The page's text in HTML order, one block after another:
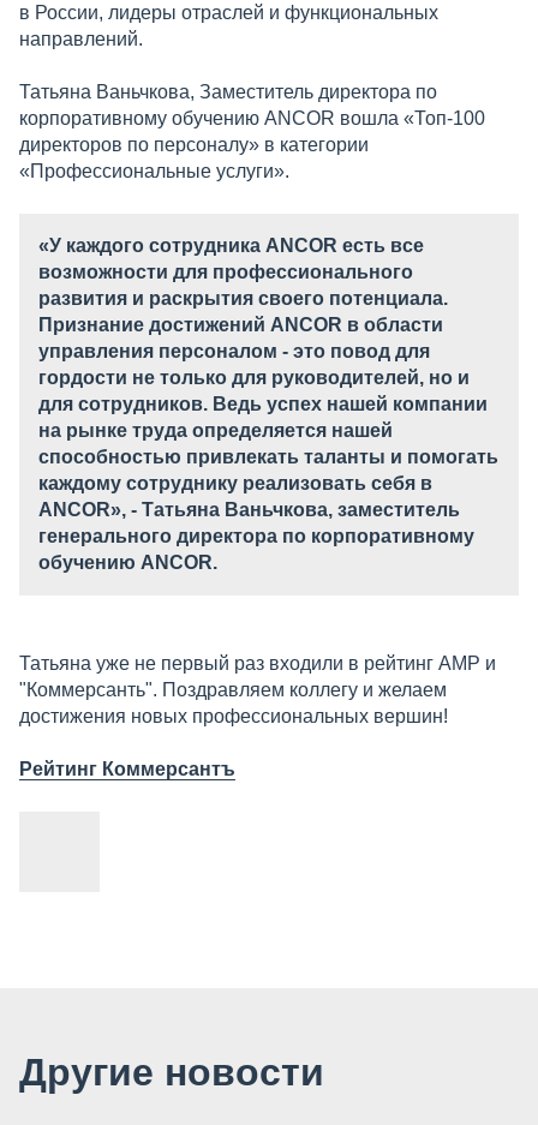
в России, лидеры отраслей и функциональных
направлений.
Татьяна Ваньчкова, Заместитель директора по
корпоративному обучению ANCOR вошла «Топ-100
директоров по персоналу» в категории
«Профессиональные услуги».
«У каждого сотрудника ANCOR есть все
возможности для профессионального
развития и раскрытия своего потенциала.
Признание достижений ANCOR в области
управления персоналом - это повод для
гордости не только для руководителей, но и
для сотрудников. Ведь успех нашей компании
на рынке труда определяется нашей
способностью привлекать таланты и помогать
каждому сотруднику реализовать себя в
ANCOR», - Татьяна Ваньчкова, заместитель
генерального директора по корпоративному
обучению ANCOR.
Татьяна уже не первый раз входили в рейтинг АМР и
"Коммерсанть". Поздравляем коллегу и желаем
достижения новых профессиональных вершин!
Рейтинг Коммерсантъ
Другие новости